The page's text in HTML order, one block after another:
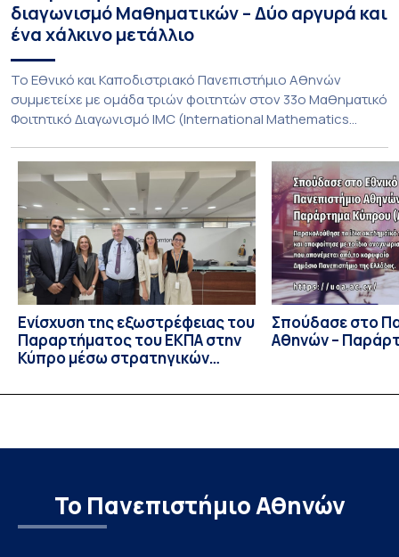
διαγωνισμό Μαθηματικών – Δύο αργυρά και
ένα χάλκινο μετάλλιο
To Εθνικό και Καποδιστριακό Πανεπιστήμιο Αθηνών
συμμετείχε με ομάδα τριών φοιτητών στον 33ο Μαθηματικό
Φοιτητικό Διαγωνισμό IMC (International Mathematics
Ιουλίου στο Blagoevgrad της Βουλγαρίας. Σε αυτόν
συμμετείχαν 447 φοιτητές εκπροσωπώντας 135
πανεπιστήμια από 46 χώρες. Από την Ελλάδα, συμμετείχαν
επίσης το Εθνικό Μετσόβιο Πολυτεχνείο, το Αριστοτέλειο
Πανεπιστήμιο […]
Ενίσχυση της εξωστρέφειας του
Παραρτήματος του ΕΚΠΑ στην
Κύπρο μέσω στρατηγικών
Σπούδασε στο
Αθηνών –
Το Πανεπιστήμιο Αθηνών